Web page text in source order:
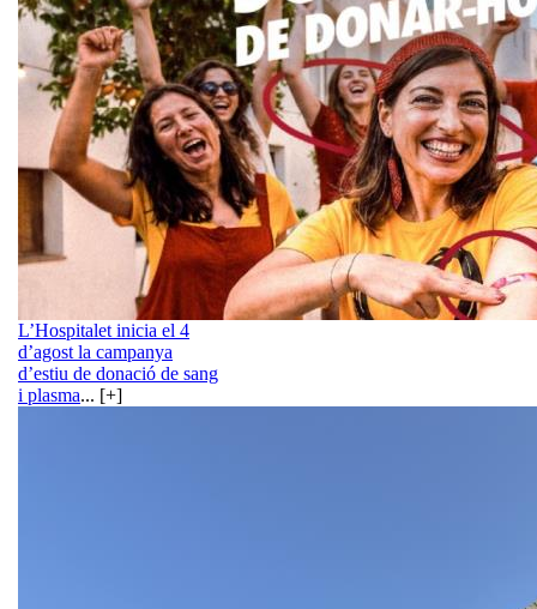
L’Hospitalet inicia el 4
d’agost la campanya
d’estiu de donació de sang
i plasma... [+]